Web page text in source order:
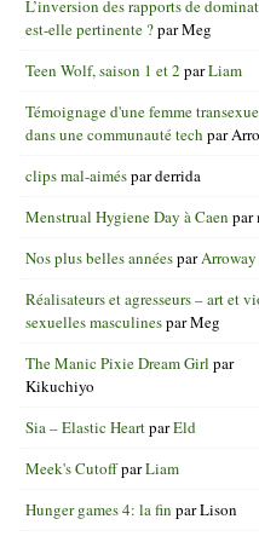
L’inversion des rapports de
est-elle pertinente ?parMeg
Teen Wolf, saison 1 et 2 parLiam
Témoignage d'une femme
dans une communauté tech par
clips mal-aimésparderrida
Menstrual Hygiene Day à Caen par
Nos plus belles annéesparArroway
Réalisateurs et agresseurs – art et
sexuelles masculinesparMeg
The Manic Pixie Dream Girl par
Kikuchiyo
Sia – Elastic HeartparEld
Meek's CutoffparLiam
Hunger games 4: la fin parLison